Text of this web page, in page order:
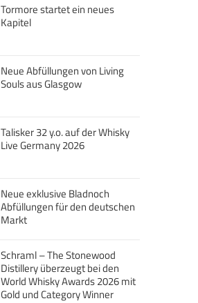
Tormore startet ein neues
Kapitel
Neue Abfüllungen von Living
Souls aus Glasgow
Talisker 32 y.o. auf der Whisky
Live Germany 2026
Neue exklusive Bladnoch
Abfüllungen für den deutschen
Markt
Schraml – The Stonewood
Distillery überzeugt bei den
World Whisky Awards 2026 mit
Gold und Category Winner